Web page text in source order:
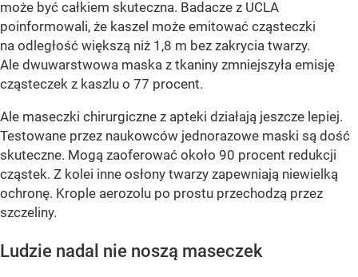
może być całkiem skuteczna. Badacze z UCLA
poinformowali, że kaszel może emitować cząsteczki
na odległość większą niż 1,8 m bez zakrycia twarzy.
Ale dwuwarstwowa maska z tkaniny zmniejszyła emisję
cząsteczek z kaszlu o 77 procent.
Ale maseczki chirurgiczne z apteki działają jeszcze lepiej.
Testowane przez naukowców jednorazowe maski są dość
skuteczne. Mogą zaoferować około 90 procent redukcji
cząstek. Z kolei inne osłony twarzy zapewniają niewielką
ochronę. Krople aerozolu po prostu przechodzą przez
szczeliny.
Ludzie nadal nie noszą maseczek